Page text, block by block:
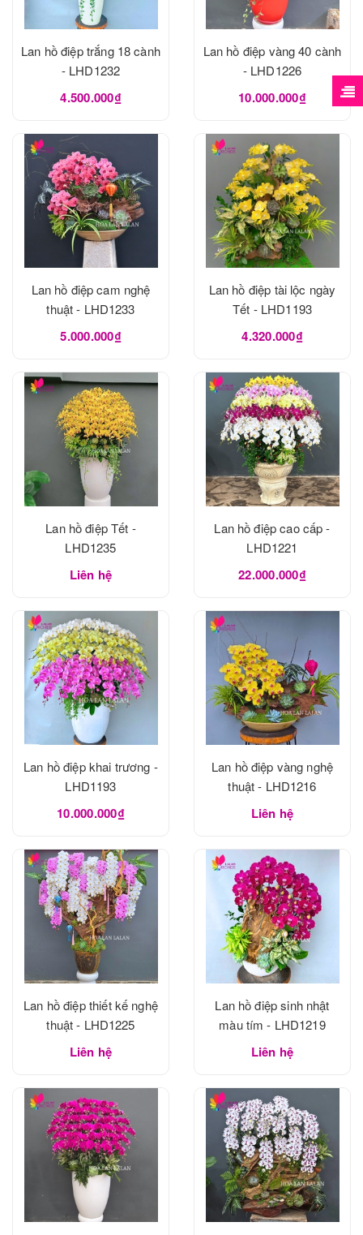
Lan hồ điệp trắng 18 cành
- LHD1232
4.500.000₫
Lan hồ điệp vàng 40 cành
- LHD1226
10.000.000₫
Lan hồ điệp cam nghệ
thuật - LHD1233
5.000.000₫
Lan hồ điệp tài lộc ngày
Tết - LHD1193
4.320.000₫
Lan hồ điệp Tết -
LHD1235
Liên hệ
Lan hồ điệp cao cấp -
LHD1221
22.000.000₫
Lan hồ điệp khai trương -
LHD1193
10.000.000₫
Lan hồ điệp vàng nghệ
thuật - LHD1216
Liên hệ
Lan hồ điệp thiết kế nghệ
thuật - LHD1225
Liên hệ
Lan hồ điệp sinh nhật
màu tím - LHD1219
Liên hệ